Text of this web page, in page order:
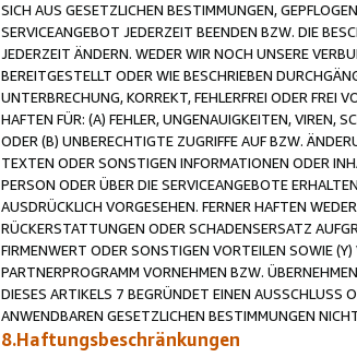
SICH AUS GESETZLICHEN BESTIMMUNGEN,
SERVICEANGEBOT JEDERZEIT BEENDEN BZW. DIE
JEDERZEIT ÄNDERN. WEDER WIR NOCH UNSERE
BEREITGESTELLT ODER WIE BESCHRIEBEN
UNTERBRECHUNG, KORREKT, FEHLERFREI ODER FREI
HAFTEN FÜR: (A) FEHLER, UNGENAUIGKEITEN, VIREN,
ODER (B) UNBERECHTIGTE ZUGRIFFE AUF BZW.
TEXTEN ODER SONSTIGEN INFORMATIONEN ODER
PERSON ODER ÜBER DIE SERVICEANGEBOTE
AUSDRÜCKLICH VORGESEHEN. FERNER HAFTEN
RÜCKERSTATTUNGEN ODER SCHADENSERSATZ
FIRMENWERT ODER SONSTIGEN VORTEILEN SOWIE
PARTNERPROGRAMM VORNEHMEN BZW.
DIESES ARTIKELS 7 BEGRÜNDET EINEN AUSSCHLUSS
ANWENDBAREN GESETZLICHEN BESTIMMUNGEN
8.Haftungsbeschränkungen